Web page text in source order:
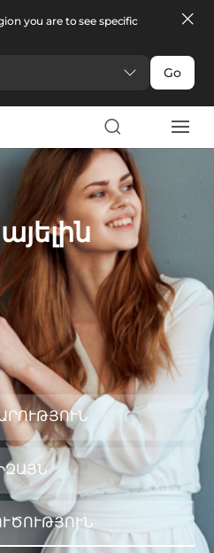
you are to see specific
Go